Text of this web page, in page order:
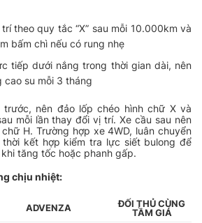
theo quy tắc “X” sau mỗi 10.000km và
bấm chì nếu có rung nhẹ
tiếp dưới nắng trong thời gian dài, nên
cao su mỗi 3 tháng
nên đảo lốp chéo hình chữ X và
mỗi lần thay đổi vị trí. Xe cầu sau nên
H. Trường hợp xe 4WD, luân chuyển
kết hợp kiểm tra lực siết bulong để
tăng tốc hoặc phanh gấp.
chịu nhiệt:
ADVENZA
ĐỐI THỦ CÙNG
TẦM GIÁ